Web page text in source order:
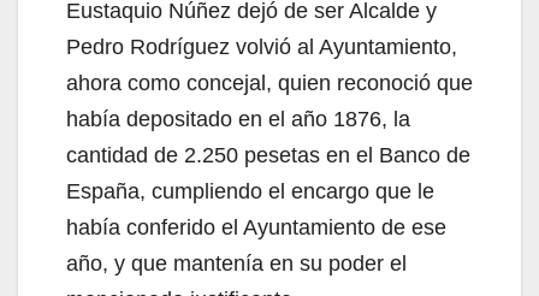
Eustaquio Núñez dejó de ser Alcalde y
Pedro Rodríguez volvió al Ayuntamiento,
ahora como concejal, quien reconoció que
había depositado en el año 1876, la
cantidad de 2.250 pesetas en el Banco de
España, cumpliendo el encargo que le
había conferido el Ayuntamiento de ese
año, y que mantenía en su poder el